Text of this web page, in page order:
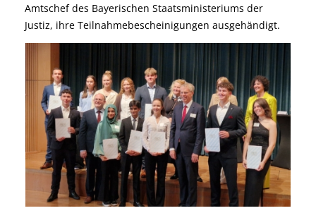
Amtschef des Bayerischen Staatsministeriums der
Justiz, ihre Teilnahmebescheinigungen ausgehändigt.